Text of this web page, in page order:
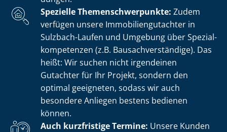
Spezielle The­men­schwer­punk­te: Zudem
verfügen unsere Im­mo­bi­li­en­gut­ach­ter in
Sulzbach-Laufen und Umgebung über Spe­zi­al­
kom­pe­ten­zen (z.B. Bau­sach­ver­stän­di­ge). Das
heißt: Wir suchen nicht irgendeinen
Gutachter für Ihr Projekt, sondern den
optimal geeigneten, sodass wir auch
besondere Anliegen bestens bedienen
können.
Auch kurzfristige Termine: Unsere Kunden